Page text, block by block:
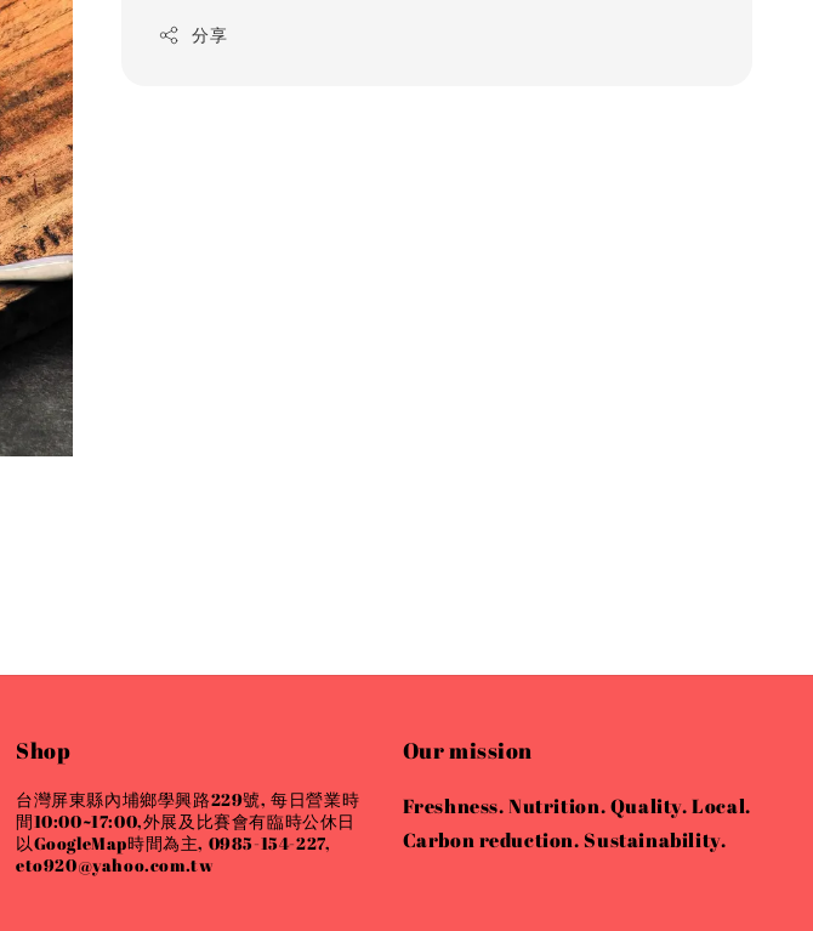
分享
Shop
台灣屏東縣內埔鄉學興路229號, 每日營業時
間10:00~17:00,外展及比賽會有臨時公休日
以GoogleMap時間為主, 0985-154-227,
eto920@yahoo.com.tw
Our mission
Freshness. Nutrition. Quality. Local.
Carbon reduction. Sustainability.